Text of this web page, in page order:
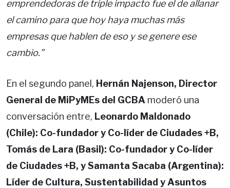
emprendedoras de triple impacto fue el de allanar
el camino para que hoy haya muchas más
empresas que hablen de eso y se genere ese
cambio.”
En el segundo panel, Hernán Najenson, Director
General de MiPyMEs del GCBA moderó una
conversación entre, Leonardo Maldonado
(Chile): Co-fundador y Co-líder de Ciudades +B,
Tomás de Lara (Basil): Co-fundador y Co-líder
de Ciudades +B, y Samanta Sacaba (Argentina):
Líder de Cultura, Sustentabilidad y Asuntos